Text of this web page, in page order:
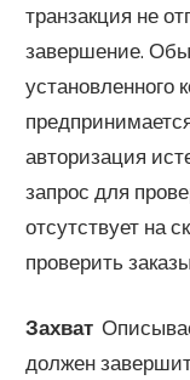
транзакция не
завершение.
установленного
авторизация
запрос для
отсутствует на
проверить
Захват
должен